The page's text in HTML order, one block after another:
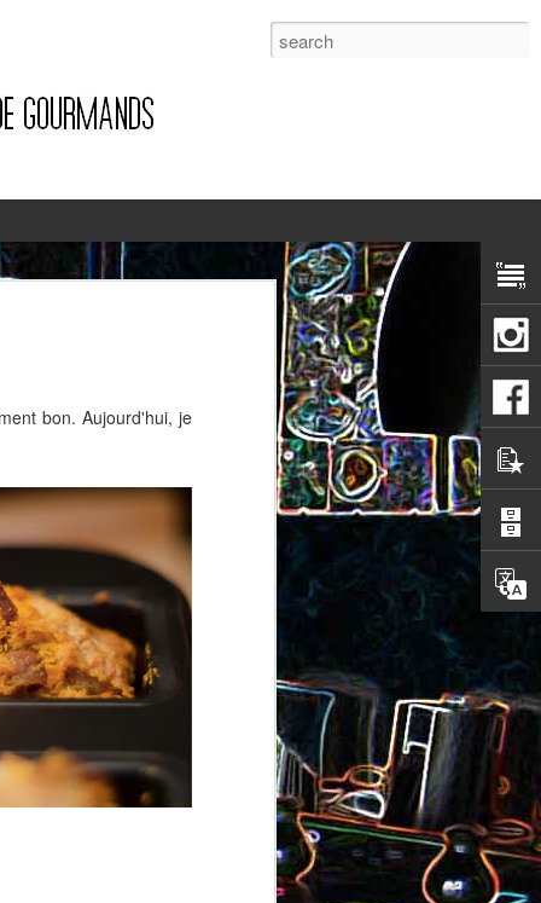
bon. Aujourd'hui, je
Pizza à la pancetta et à la
Canistrelli aux amandes et
aux noisettes